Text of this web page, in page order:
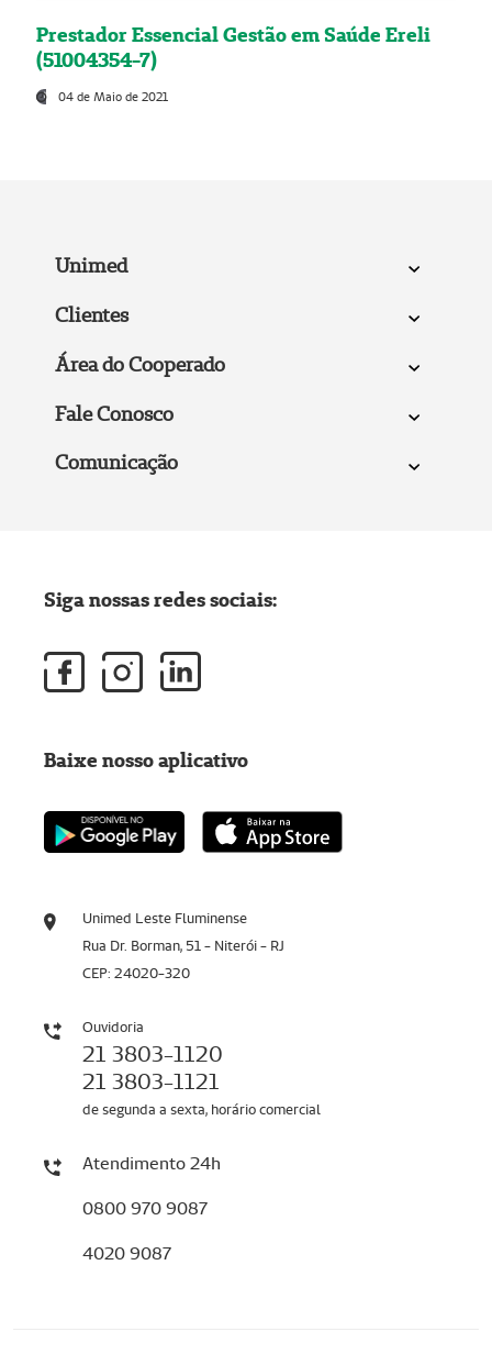
Prestador Essencial Gestão em Saúde Ereli
(51004354-7)
04 de Maio de 2021
Unimed
Clientes
Área do Cooperado
Fale Conosco
Comunicação
Unimed Leste Fluminense
Rua Dr. Borman, 51 - Niterói - RJ
CEP: 24020-320
Ouvidoria
21 3803-1120
21 3803-1121
de segunda a sexta, horário comercial
Atendimento 24h
0800 970 9087
4020 9087
Siga nossas redes sociais:
Baixe nosso aplicativo